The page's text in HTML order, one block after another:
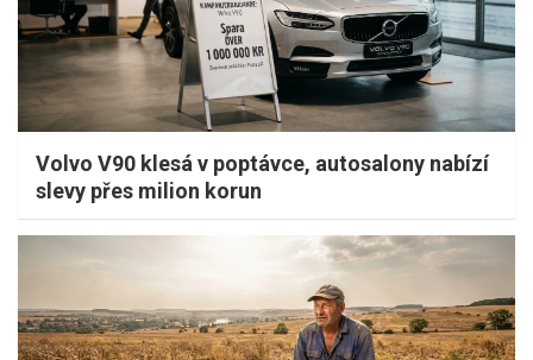
Volvo V90 klesá v poptávce, autosalony nabízí
slevy přes milion korun